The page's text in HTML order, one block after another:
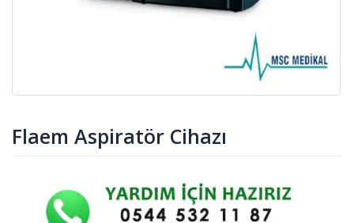
Flaem Aspiratör Cihazı